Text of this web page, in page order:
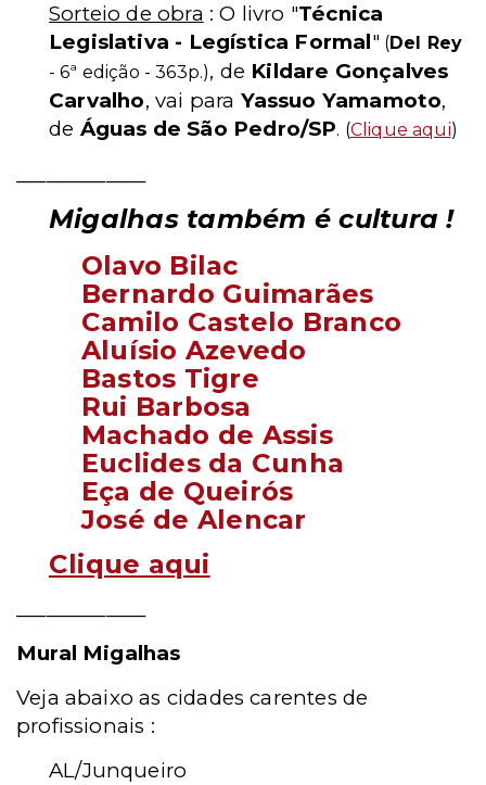
Sorteio de obra : O livro "Técnica
Legislativa - Legística Formal" (Del Rey
- 6ª edição - 363p.), de Kildare Gonçalves
Carvalho, vai para Yassuo Yamamoto,
de Águas de São Pedro/SP. (Clique aqui)
Migalhas também é cultura !
Olavo Bilac
Bernardo Guimarães
Camilo Castelo Branco
Aluísio Azevedo
Bastos Tigre
Rui Barbosa
Machado de Assis
Euclides da Cunha
Eça de Queirós
José de Alencar
Clique aqui
Mural Migalhas
Veja abaixo as cidades carentes de
profissionais :
AL/Junqueiro